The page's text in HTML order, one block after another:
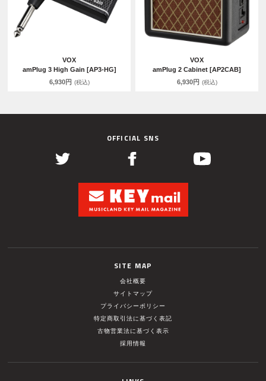
VOX
amPlug 3 High Gain [AP3-HG]
6,930円 (税込)
VOX
amPlug 2 Cabinet [AP2CAB]
6,930円 (税込)
OFFICIAL SNS
SITE MAP
会社概要
サイトマップ
プライバシーポリシー
特定商取引法に基づく表記
古物営業法に基づく表示
採用情報